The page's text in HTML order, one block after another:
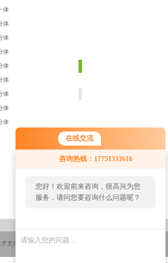
在线交流
咨询热线：17751333616
您好！欢迎前来咨询，很高兴为您
服务，请问您要咨询什么问题呢？
体
体
体
体
体
体
体
体
体
支持：智慧城市网 管理登陆